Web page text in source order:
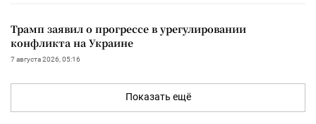
Трамп заявил о прогрессе в урегулировании
конфликта на Украине
7 августа 2026, 05:16
Показать ещё